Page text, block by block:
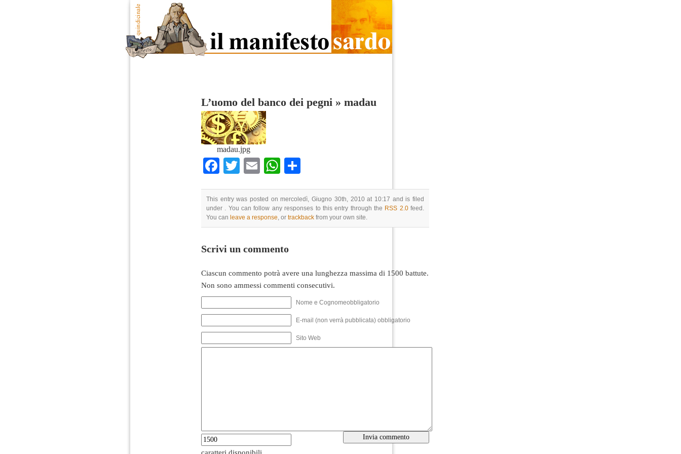
L’uomo del banco dei pegni » madau
madau.jpg
Facebook
TwitterEmailWhatsApp
This entry was posted on mercoledì, Giugno 30th, 2010 at 10:17 and is filed
under . You can follow any responses to this entry through the RSS 2.0feed.
You can leave a response, or trackback from your own site.
Scrivi un commento
Ciascun commento potrà avere una lunghezza massima di 1500 battute.
Non sono ammessi commenti consecutivi.
Nome e Cognomeobbligatorio
E-mail (non verrà pubblicata) obbligatorio
Sito Web